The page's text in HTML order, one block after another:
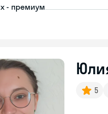
- премиум
5